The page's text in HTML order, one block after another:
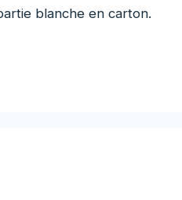
blanche en carton.